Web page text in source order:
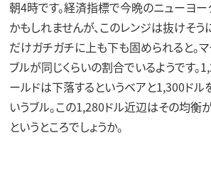
朝4時です。経済指標で今晩のニューヨ
かもしれませんが、このレンジは抜けそう
だけガチガチに上も下も固められると。
ブルが同じくらいの割合でいるようです。
ールドは下落するというベアと1,300ドル
いうブル。この1,280ドル近辺はその均衡
というところでしょうか。